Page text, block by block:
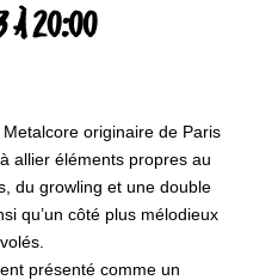
À 20:00
originaire de Paris
allier éléments propres au
du growling et une double
qu’un côté plus mélodieux
présenté comme un